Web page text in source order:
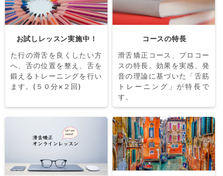
お試しレッスン実施中！
た行の滑舌を良くしたい方
へ、舌の位置を整え、舌を
鍛えるトレーニングを行い
ます。(５０分×２回)
コースの特長
滑舌矯正コース、プロコー
スの特長。効果を実感、発
音の理論に基づいた「舌筋
トレーニング」が特長で
す。